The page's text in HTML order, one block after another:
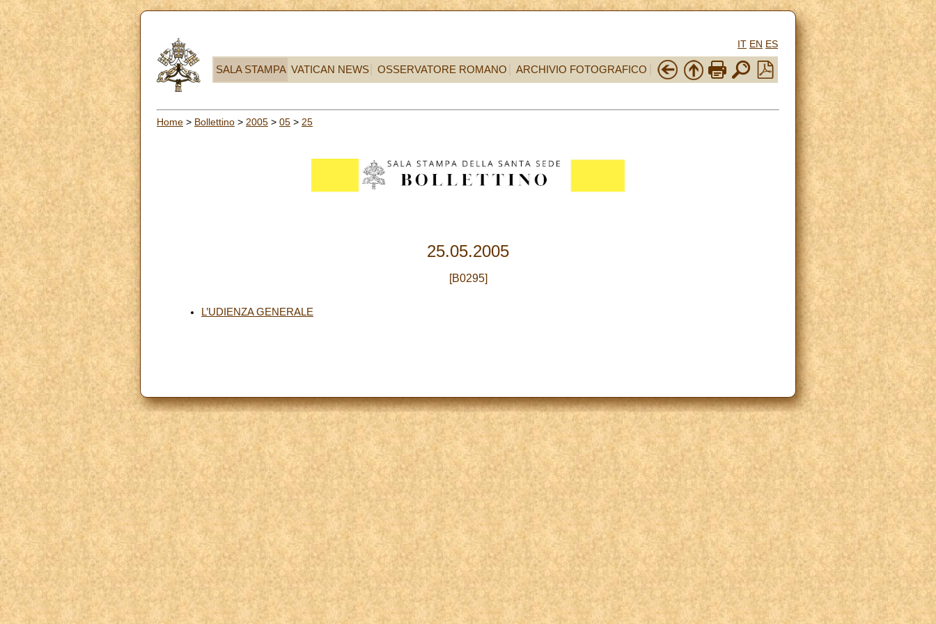
IT EN ES
SALA STAMPA VATICAN NEWS OSSERVATORE ROMANO ARCHIVIO FOTOGRAFICO
Home > Bollettino > 2005 > 05 > 25
25.05.2005
[B0295]
L’UDIENZA GENERALE